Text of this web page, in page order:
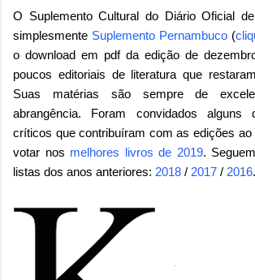
O Suplemento Cultural do Diário Oficial
simplesmente Suplemento Pernambuco (
o download em pdf da edição de
poucos editoriais de literatura que
Suas matérias são sempre de
abrangência. Foram convidados
críticos que contribuíram com as edições ao
votar nos melhores livros de 2019.
listas dos anos anteriores: 2018 / 2017 / 2016.